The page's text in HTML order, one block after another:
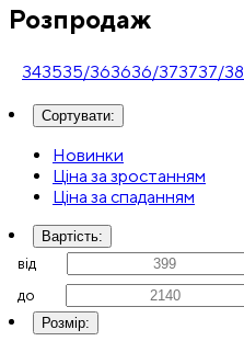
Розпродаж
343535/363636/373737/38
Сортувати:
Новинки
Ціна за зростанням
Ціна за спаданням
Вартість:
від
до
Розмір: